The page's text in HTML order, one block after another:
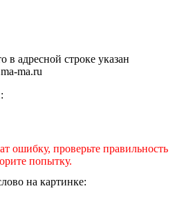
в адресной строке указан
ma.ru
ошибку, проверьте правильность
попытку.
на картинке: